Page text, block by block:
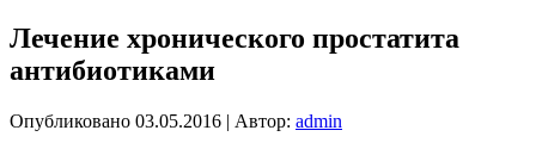
Лечение хронического простатита
антибиотиками
Опубликовано 03.05.2016 | Автор: admin